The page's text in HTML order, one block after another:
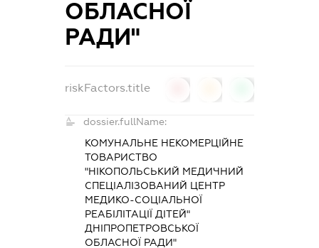
ОБЛАСНОЇ
РАДИ"
riskFactors.title
dossier.fullName:
КОМУНАЛЬНЕ НЕКОМЕРЦІЙНЕ
ТОВАРИСТВО
"НІКОПОЛЬСЬКИЙ МЕДИЧНИЙ
СПЕЦІАЛІЗОВАНИЙ ЦЕНТР
МЕДИКО-СОЦІАЛЬНОЇ
РЕАБІЛІТАЦІЇ ДІТЕЙ"
ДНІПРОПЕТРОВСЬКОЇ
ОБЛАСНОЇ РАДИ"